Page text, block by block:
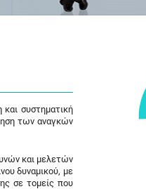
συστηματική
των αναγκών
και μελετών
δυναμικού, με
σε τομείς που